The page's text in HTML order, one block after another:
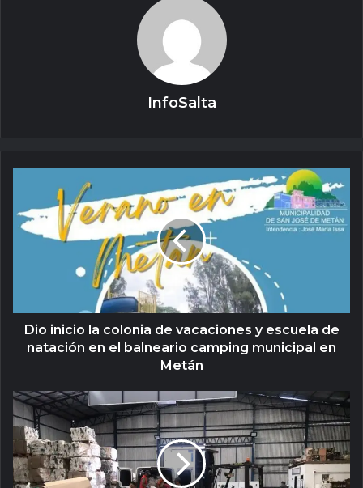
InfoSalta
Dio inicio la colonia de vacaciones y escuela de
natación en el balneario camping municipal en
Metán